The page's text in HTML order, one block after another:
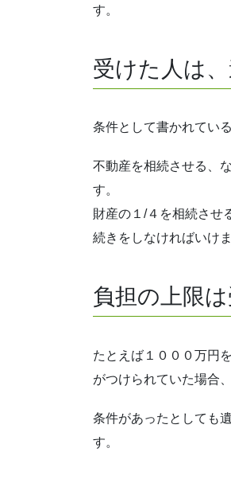
す。
受けた人は
条件として書かれてい
不動産を相続させる、
す。
財産の１/４を相続させ
続きをしなければいけま
負担の上限
たとえば１０００万円
がつけられていた場合
条件があったとしても
す。